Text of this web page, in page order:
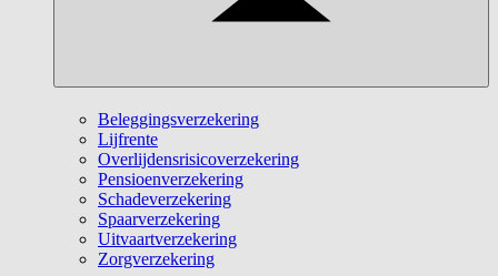
Beleggingsverzekering
Lijfrente
Overlijdensrisicoverzekering
Pensioenverzekering
Schadeverzekering
Spaarverzekering
Uitvaartverzekering
Zorgverzekering